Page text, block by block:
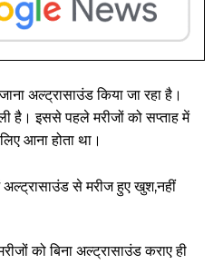
अल्ट्रासाउंड किया जा रहा है।
है। इससे पहले मरीजों को सप्ताह में
आना होता था।
को बिना अल्ट्रासाउंड कराए ही